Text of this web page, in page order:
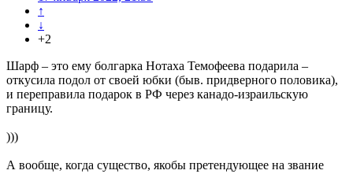
↑
↓
+2
Шарф – это ему болгарка Нотаха Темофеева подарила –
откусила подол от своей юбки (быв. придверного половика),
и переправила подарок в РФ через канадо-израильскую
границу.
)))
А вообще, когда существо, якобы претендующее на звание